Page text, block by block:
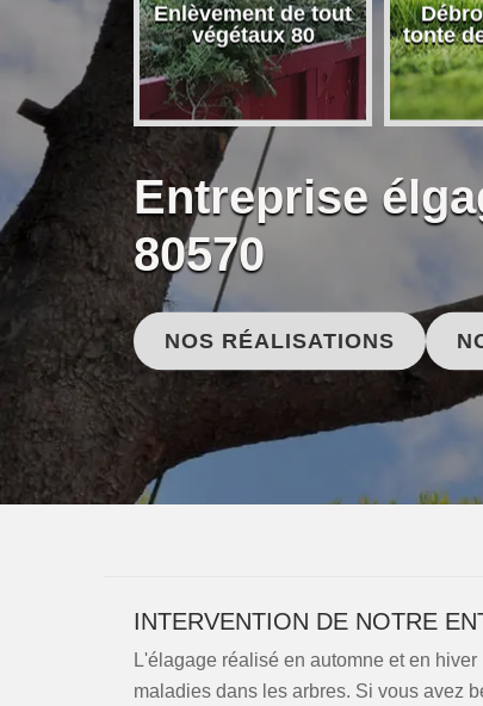
Enlèvement de tout
végétaux 80
tonte
Entreprise
80570
NOS RÉALISATIONS
INTERVENTION DE NOTRE
L'élagage réalisé en automne et en
maladies dans les arbres. Si vous avez